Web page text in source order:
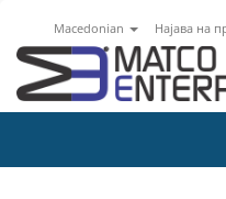
Macedonian Најава на